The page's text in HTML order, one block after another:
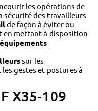
les opérations de
sécurité des travailleurs
de façon à éviter ou
en mettant à disposition
sur les
gestes et postures à
X35-109